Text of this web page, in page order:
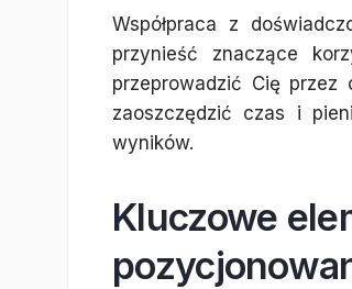
Współpraca z
przynieść znaczące
przeprowadzić Cię przez
zaoszczędzić czas i
wyników.
Kluczowe